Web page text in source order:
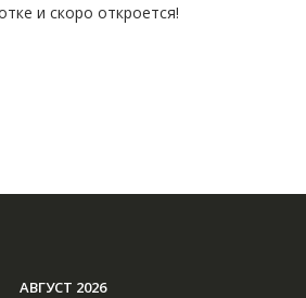
и скоро откроется!
АВГУСТ 2026